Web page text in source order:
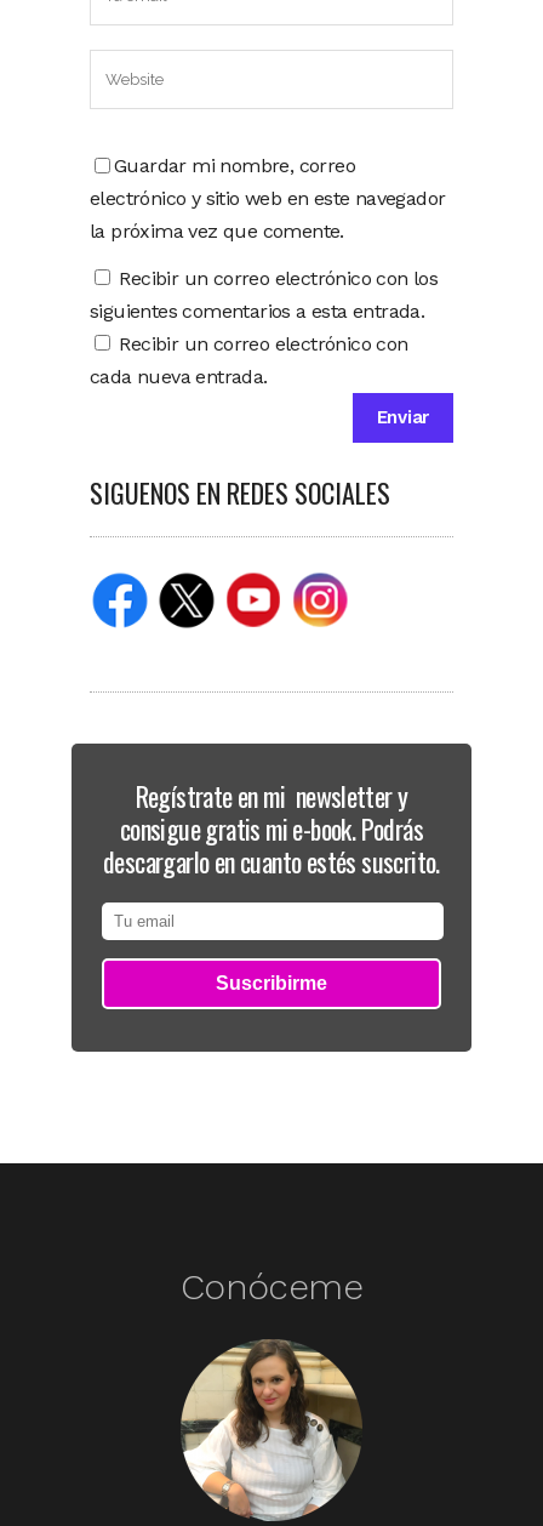
Guardar mi nombre, correo
electrónico y sitio web en este navegador
la próxima vez que comente.
Recibir un correo electrónico con los
siguientes comentarios a esta entrada.
Recibir un correo electrónico con
cada nueva entrada.
SIGUENOS EN REDES SOCIALES
Regístrate en mi newsletter y
consigue gratis mi e-book. Podrás
descargarlo en cuanto estés suscrito.
Conóceme